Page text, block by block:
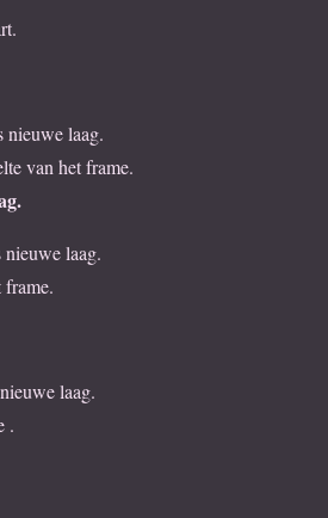
nieuwe laag.
van het frame.
laag.
laag.
.